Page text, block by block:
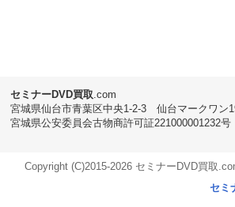
セミナーDVD買取 .com
宮城県仙台市青葉区中央1-2-3 仙台マークワン
宮城県公安委員会古物商許可証221000001232号
Copyright (C)2015-2026 セミナーDVD買取
セミ